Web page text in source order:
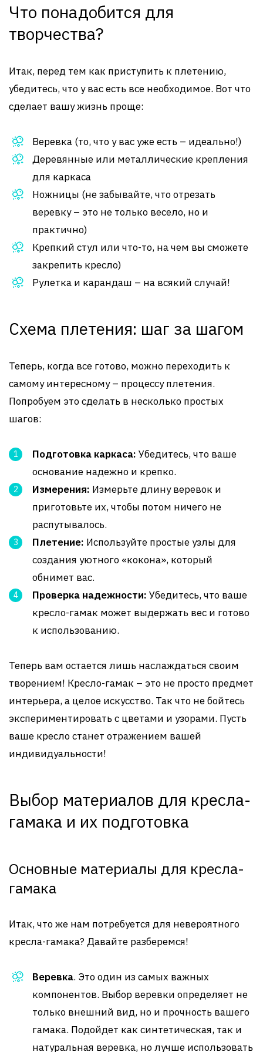
Что понадобится для
творчества?
Итак, перед тем как приступить к плетению,
убедитесь, что у вас есть все необходимое. Вот что
сделает вашу жизнь проще:
Веревка (то, что у вас уже есть – идеально!)
Деревянные или металлические крепления
для каркаса
Ножницы (не забывайте, что отрезать
веревку – это не только весело, но и
практично)
Крепкий стул или что-то, на чем вы сможете
закрепить кресло)
Рулетка и карандаш – на всякий случай!
Схема плетения: шаг за шагом
Теперь, когда все готово, можно переходить к
самому интересному – процессу плетения.
Попробуем это сделать в несколько простых
шагов:
Подготовка каркаса: Убедитесь, что ваше
основание надежно и крепко.
Измерения: Измерьте длину веревок и
приготовьте их, чтобы потом ничего не
распутывалось.
Плетение: Используйте простые узлы для
создания уютного «кокона», который
обнимет вас.
Проверка надежности: Убедитесь, что ваше
кресло-гамак может выдержать вес и готово
к использованию.
Теперь вам остается лишь наслаждаться своим
творением! Кресло-гамак – это не просто предмет
интерьера, а целое искусство. Так что не бойтесь
экспериментировать с цветами и узорами. Пусть
ваше кресло станет отражением вашей
индивидуальности!
Выбор материалов для кресла-
гамака и их подготовка
Основные материалы для кресла-
гамака
Итак, что же нам потребуется для невероятного
кресла-гамака? Давайте разберемся!
Веревка. Это один из самых важных
компонентов. Выбор веревки определяет не
только внешний вид, но и прочность вашего
гамака. Подойдет как синтетическая, так и
натуральная веревка, но лучше использовать